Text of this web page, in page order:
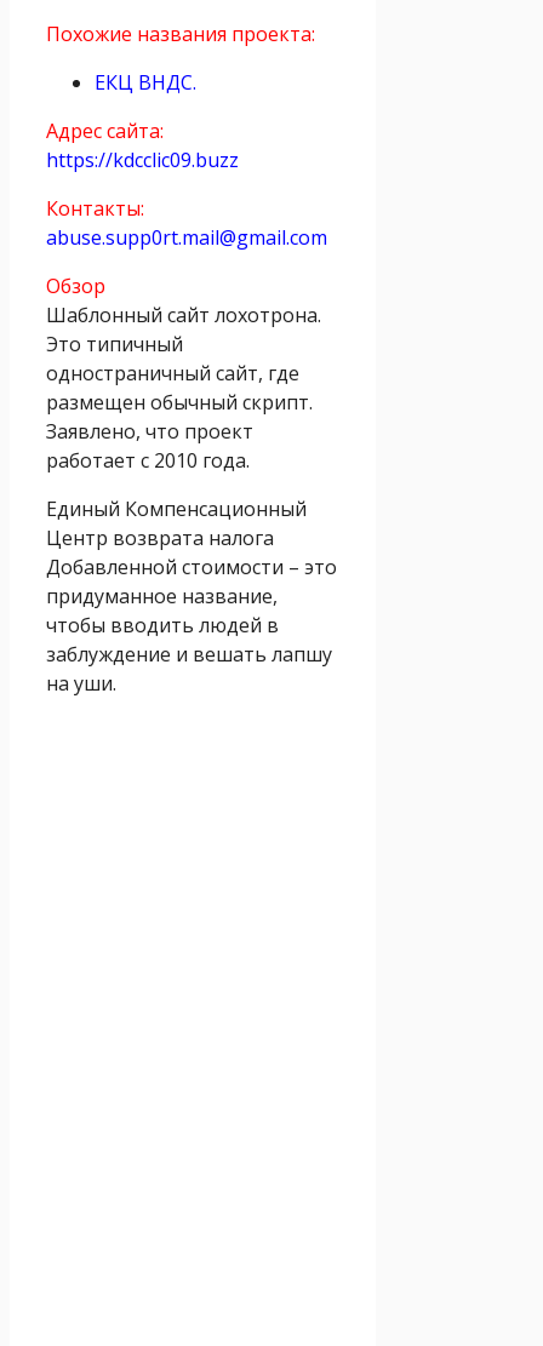
Похожие названия проекта:
ЕКЦ ВНДС.
Адрес сайта:
https://kdcclic09.buzz
Контакты:
abuse.supp0rt.mail@gmail.com
Обзор
Шаблонный сайт лохотрона.
Это типичный
одностраничный сайт, где
размещен обычный скрипт.
Заявлено, что проект
работает с 2010 года.
Единый Компенсационный
Центр возврата налога
Добавленной стоимости – это
придуманное название,
чтобы вводить людей в
заблуждение и вешать лапшу
на уши.